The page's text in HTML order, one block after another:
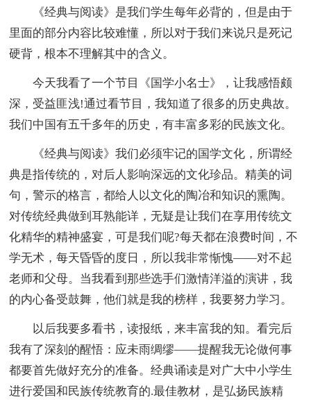
《经典与阅读》是我们学生每年必背的，但是由于
里面的部分内容比较难懂，所以对于我们来说只是死记
硬背，根本不理解其中的含义。
今天我看了一个节目《国学小名士》，让我感悟颇
深，受益匪浅!通过看节目，我知道了很多的历史典故。
我们中国有五千多年的历史，有丰富多彩的民族文化。
《经典与阅读》我们必须牢记的国学文化，所谓经
典是指传统的，对后人影响深远的文化珍品。精美的词
句，警示的格言，都给人以文化的陶冶和知识的熏陶。
对传统经典做到耳熟能详，无疑是让我们在享用传统文
化精华的精神盛宴，可是我们呢?每天都在浪费时间，不
学无术，每天昏昏的度日，所以我非常惭愧――对不起
老师和父母。当我看到那些选手们激情洋溢的演讲，我
的内心备受鼓舞，他们就是我的榜样，我要努力学习。
以后我要多看书，读报纸，来丰富我的知。看完后
我有了深刻的醒悟：应未雨绸缪――提醒我无论做何事
都要首先做好充分的准备。经典诵读是对广大中小学生
进行爱国和民族传统教育的.最佳教材，是弘扬民族精